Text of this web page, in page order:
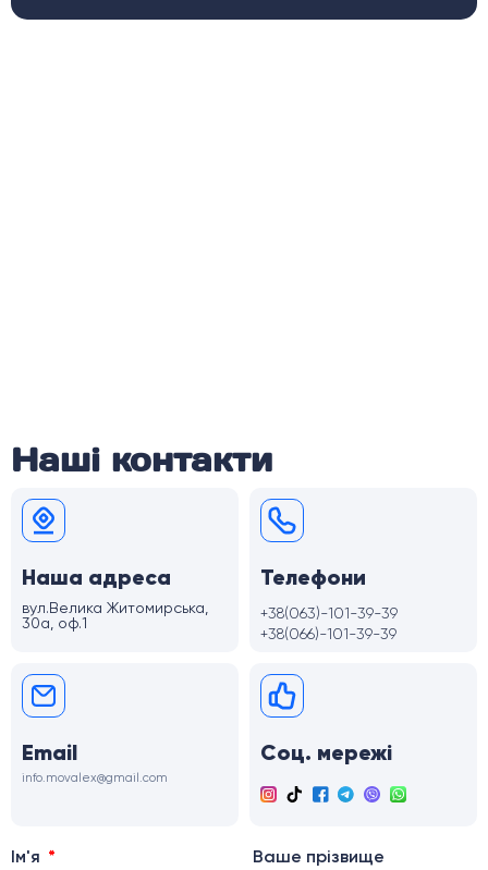
Наші контакти
Наша адреса
вул.Велика Житомирська,
30а, оф.1
Телефони
+38(063)-101-39-39
+38(066)-101-39-39
Email
info.movalex@gmail.com
Соц. мережі
Ім'я Ваше прізвище